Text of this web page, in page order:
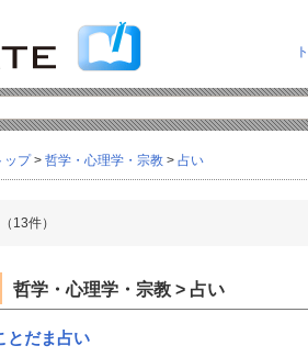
ップ> 哲学・心理学・宗教 > 占い
（13件）
哲学・心理学・宗教 > 占い
とだま占い